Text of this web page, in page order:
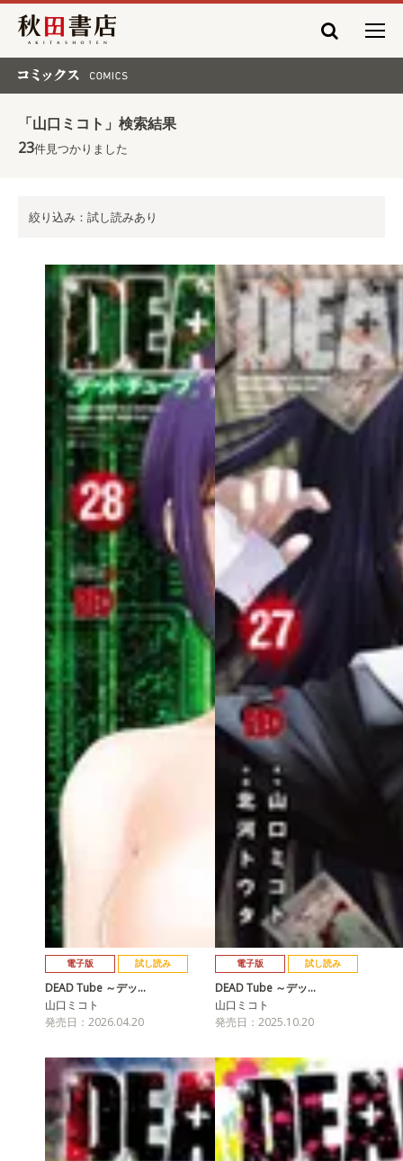
秋田書店
「山口ミコト」検索結果
23件見つかりました
絞り込み：試し読みあり
電子版 試し読み
DEAD Tube ～デッ…
山口ミコト
発売日：2026.04.20
電子版 試し読み
DEAD Tube ～デッ…
山口ミコト
発売日：2025.10.20